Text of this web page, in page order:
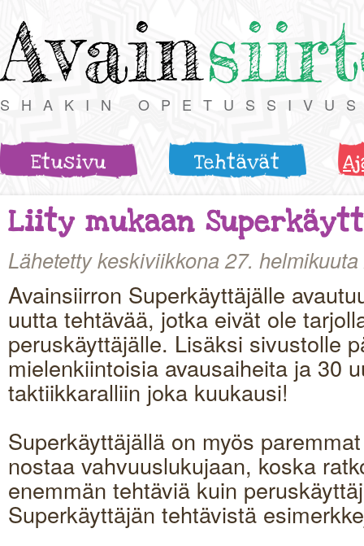
Avain
SHAKIN
Etusivu Tehtävät
Liity mukaan
Lähetetty keskiviikkona 27.
Avainsiirron Superkäyttäjälle
uutta tehtävää, jotka eivät ole
peruskäyttäjälle. Lisäksi sivustolle
mielenkiintoisia avausaiheita ja 30
taktiikkaralliin joka kuukausi!
Superkäyttäjällä on myös
nostaa vahvuuslukujaan, koska
enemmän tehtäviä kuin
Superkäyttäjän tehtävistä